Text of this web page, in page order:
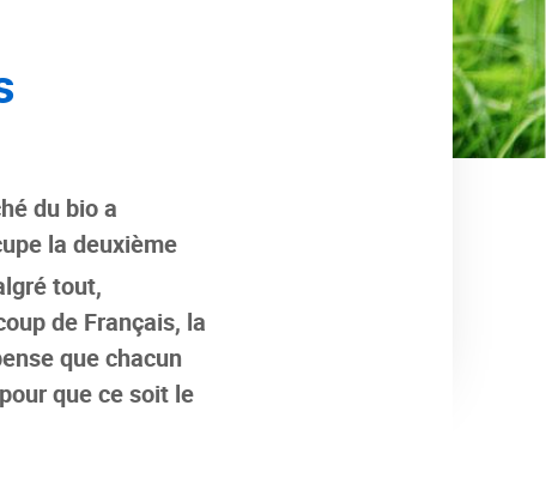
du bio a
la deuxième
tout,
de Français, la
que chacun
que ce soit le